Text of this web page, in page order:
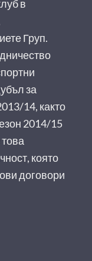
в
Груп.
за
14, както
2014/15
която
договори